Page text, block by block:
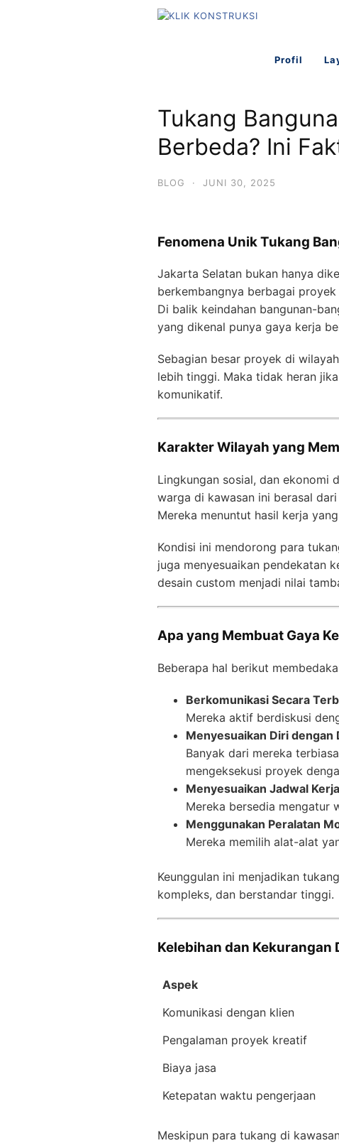
Profil
Tukang
Berbeda? Ini
BLOG · JUNI 30, 2025
Fenomena Unik Tukang
Jakarta Selatan bukan hanya
berkembangnya berbagai
Di balik keindahan bangunan-
yang dikenal punya gaya kerja
Sebagian besar proyek di
lebih tinggi. Maka tidak heran
komunikatif.
Karakter Wilayah yang
Lingkungan sosial, dan ekonomi
warga di kawasan ini berasal
Mereka menuntut hasil kerja
Kondisi ini mendorong para
juga menyesuaikan pendekatan
desain custom menjadi nilai
Apa yang Membuat Gaya
Beberapa hal berikut
Berkomunikasi Secara
Mereka aktif berdiskusi
Menyesuaikan Diri dengan
Banyak dari mereka
mengeksekusi proyek
Menyesuaikan Jadwal
Mereka bersedia mengatur
Menggunakan Peralatan
Mereka memilih alat-alat
Keunggulan ini menjadikan
kompleks, dan berstandar tinggi.
Kelebihan dan Kekurangan
Aspek
Komunikasi dengan klien
Pengalaman proyek kreatif
Biaya jasa
Ketepatan waktu pengerjaan
Meskipun para tukang di